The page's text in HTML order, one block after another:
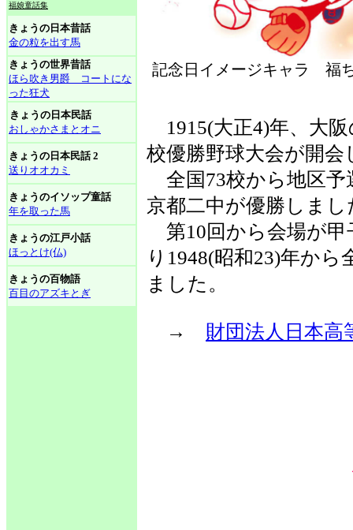
福娘童話集
きょうの日本昔話
金の粒を出す馬
きょうの世界昔話
ほら吹き男爵 コートにな
った狂犬
きょうの日本民話
おしゃかさまとオニ
きょうの日本民話 2
送りオオカミ
きょうのイソップ童話
年を取った馬
きょうの江戸小話
ほっとけ(仏)
きょうの百物語
百目のアズキとぎ
記念日イメージキャラ 福
1915(大正4)年、大
校優勝野球大会が開会
全国73校から地区予
京都二中が優勝しまし
第10回から会場が甲
り1948(昭和23)年か
ました。
→ 財団法人日本高